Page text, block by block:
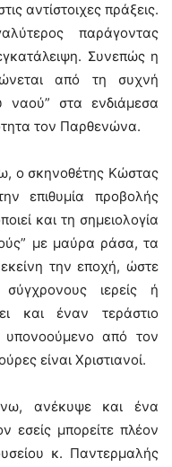
αντίστοιχες πράξεις.
παράγοντας
Συνεπώς η
από τη συχνή
στα ενδιάμεσα
τον Παρθενώνα.
ο σκηνοθέτης Κώστας
επιθυμία προβολής
και τη σημειολογία
με μαύρα ράσα, τα
την εποχή, ώστε
ιερείς ή
και έναν τεράστιο
υπονοούμενο από τον
είναι Χριστιανοί.
ανέκυψε και ένα
εσείς μπορείτε πλέον
κ. Παντερμαλής